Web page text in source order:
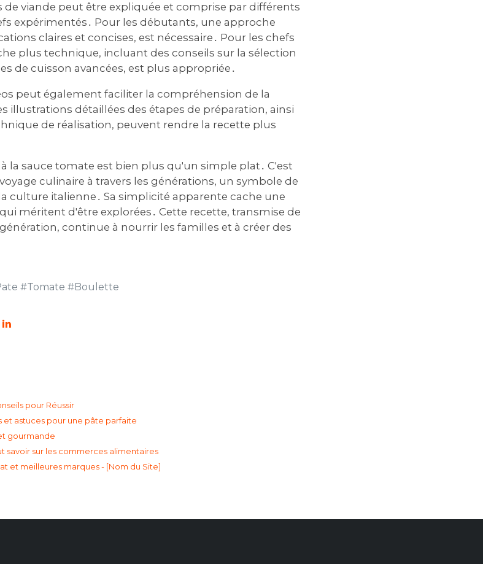
viande peut être expliquée et comprise par différents
expérimentés․ Pour les débutants, une approche
claires et concises, est nécessaire․ Pour les chefs
plus technique, incluant des conseils sur la sélection
de cuisson avancées, est plus appropriée․
peut également faciliter la compréhension de la
illustrations détaillées des étapes de préparation, ainsi
de réalisation, peuvent rendre la recette plus
la sauce tomate est bien plus qu'un simple plat․ C'est
culinaire à travers les générations, un symbole de
culture italienne․ Sa simplicité apparente cache une
méritent d'être explorées․ Cette recette, transmise de
continue à nourrir les familles et à créer des
#Tomate #Boulette
pour Réussir
et astuces pour une pâte parfaite
gourmande
savoir sur les commerces alimentaires
et meilleures marques - [Nom du Site]